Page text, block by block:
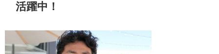
活躍中！